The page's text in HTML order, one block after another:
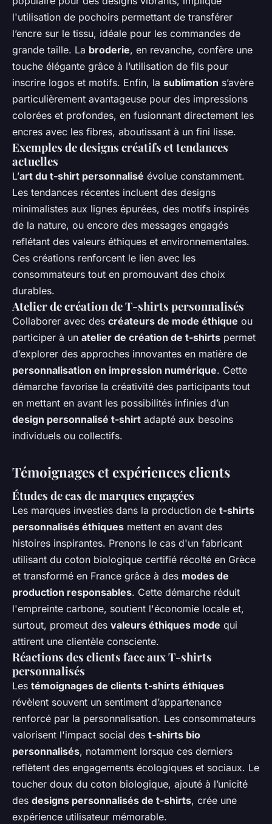
l'utilisation de pochoirs permettant de transférer
l’encre sur le tissu, idéale pour les commandes de
grande taille. La broderie, en revanche, confère une
touche élégante grâce à l’utilisation de fils pour
inscrire logos et motifs. Enfin, la sublimation s’avère
particulièrement avantageuse pour des impressions
colorées et profondes, en fusionnant directement les
encres avec les fibres, aboutissant à un fini lisse.
Exemples de designs créatifs et tendances
actuelles
L’art du t-shirt personnalisé évolue constamment.
Les tendances récentes incluent des designs
minimalistes aux lignes épurées, des motifs inspirés
de la nature, ou encore des messages engagés
reflétant des valeurs éthiques et environnementales.
Ces créations renforcent le lien avec les
consommateurs tout en promouvant des choix
durables.
Atelier de création de T-shirts personnalisés
Collaborer avec des créateurs de mode éthique ou
participer à un atelier de création de t-shirts permet
d’explorer des approches innovantes en matière de
personnalisation en impression numérique. Cette
démarche favorise la créativité des participants tout
en mettant en avant les possibilités infinies d’un
design personnalisé t-shirt adapté aux besoins
individuels ou collectifs.
Témoignages et expériences clients
Études de cas de marques engagées
Les marques investies dans la production de t-shirts
personnalisés éthiques mettent en avant des
histoires inspirantes. Prenons le cas d'un fabricant
utilisant du coton biologique certifié récolté en Grèce
et transformé en France grâce à des modes de
production responsables. Cette démarche réduit
l'empreinte carbone, soutient l'économie locale et,
surtout, promeut des valeurs éthiques mode qui
attirent une clientèle consciente.
Réactions des clients face aux T-shirts
personnalisés
Les témoignages de clients t-shirts éthiques
révèlent souvent un sentiment d’appartenance
renforcé par la personnalisation. Les consommateurs
valorisent l'impact social des t-shirts bio
personnalisés, notamment lorsque ces derniers
reflètent des engagements écologiques et sociaux. Le
toucher doux du coton biologique, ajouté à l’unicité
des designs personnalisés de t-shirts, crée une
expérience utilisateur mémorable.